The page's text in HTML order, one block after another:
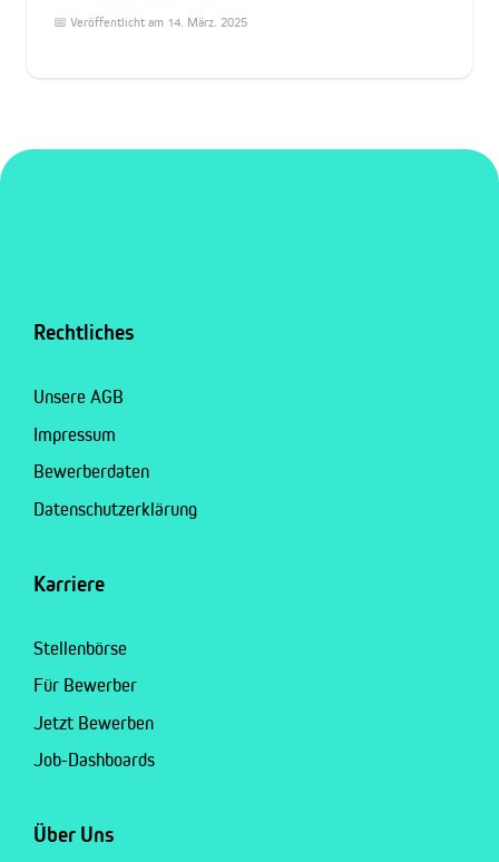
📅 Veröffentlicht am 14. März. 2025
Rechtliches
Unsere AGB
Impressum
Bewerberdaten
Datenschutzerklärung
Karriere
Stellenbörse
Für Bewerber
Jetzt Bewerben
Job-Dashboards
Über Uns